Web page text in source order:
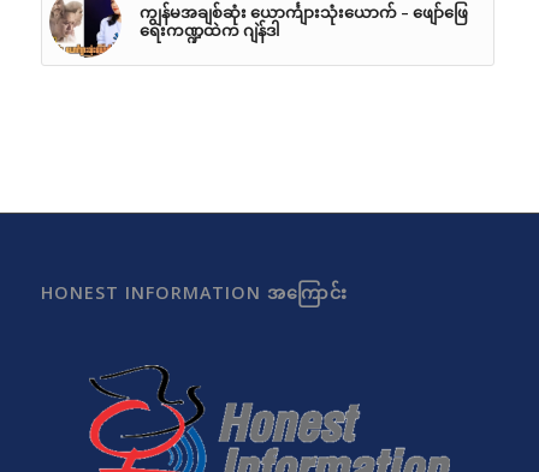
ကျွန်မအချစ်ဆုံး ယောင်္ကျားသုံးယောက် – ဖျော်ဖြေ
ရေးကဏ္ဍထဲက ဂျဲန်ဒါ
HONEST INFORMATION အကြောင်း